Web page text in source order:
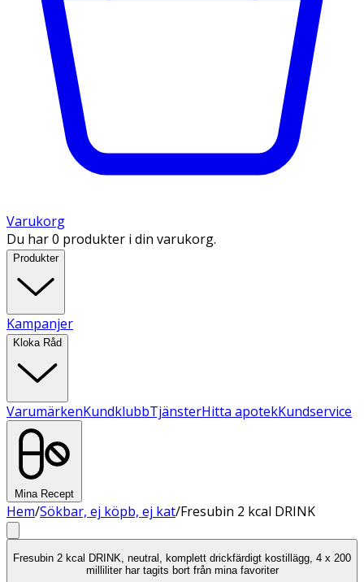
Varukorg
Du har 0 produkter i din varukorg.
Produkter
Kampanjer
Kloka Råd
VarumärkenKundklubbTjänsterHitta apotekKundservice
Mina Recept
Hem/Sökbar, ej köpb, ej kat/Fresubin 2 kcal DRINK
Fresubin 2 kcal DRINK, neutral, komplett drickfärdigt kostillägg, 4 x 200
milliliter har tagits bort från mina favoriter